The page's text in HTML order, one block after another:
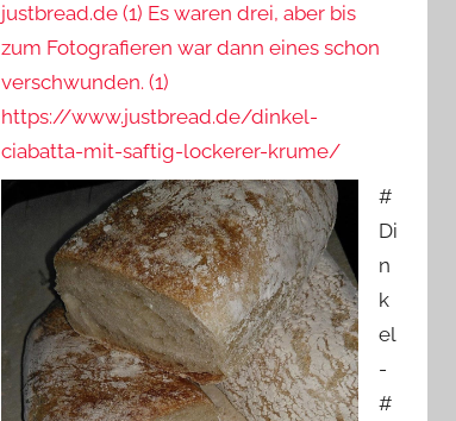
justbread.de (1) Es waren drei, aber bis
zum Fotografieren war dann eines schon
verschwunden. (1)
https://www.justbread.de/dinkel-
ciabatta-mit-saftig-lockerer-krume/
#
Di
n
k
el
-
#